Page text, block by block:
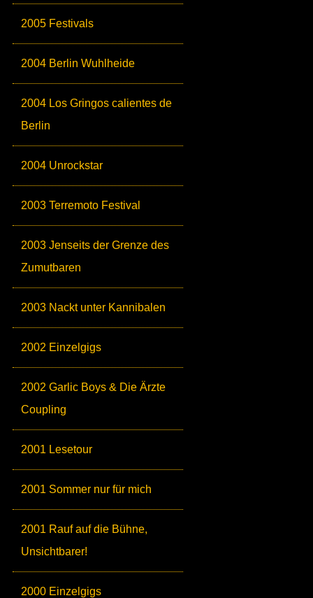
2005 Festivals
2004 Berlin Wuhlheide
2004 Los Gringos calientes de
Berlin
2004 Unrockstar
2003 Terremoto Festival
2003 Jenseits der Grenze des
Zumutbaren
2003 Nackt unter Kannibalen
2002 Einzelgigs
2002 Garlic Boys & Die Ärzte
Coupling
2001 Lesetour
2001 Sommer nur für mich
2001 Rauf auf die Bühne,
Unsichtbarer!
2000 Einzelgigs